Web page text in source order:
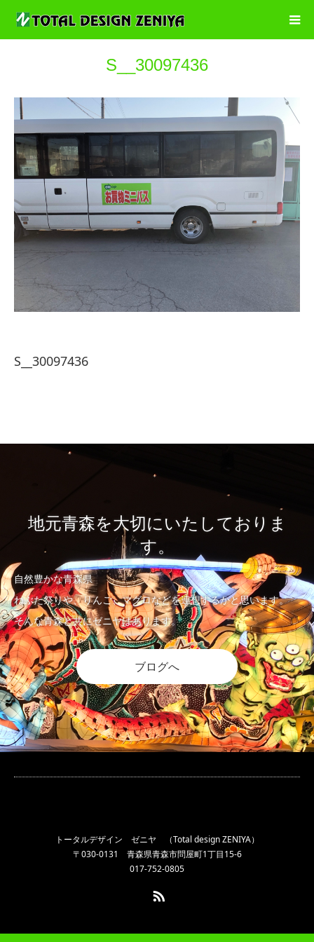
S__30097436
S__30097436
地元青森を大切にいたしておりま
す。
自然豊かな青森県
ねぶた祭りや、りんご、マグロなどを連想するかと思います。
そんな青森と共にゼニヤはあります。
ブログへ
トータルデザイン ゼニヤ （Total design ZENIYA）
〒030-0131 青森県青森市問屋町1丁目15-6
017-752-0805